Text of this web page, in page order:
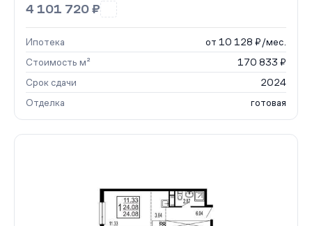
4 101 720 ₽
Ипотека
от 10 128 ₽/мес.
Стоимость м²
170 833 ₽
Срок сдачи
2024
Отделка
готовая